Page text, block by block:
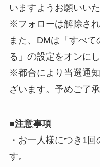
いますようお願いいた
※フォローは解除さ
また、DMは「すべ
る」の設定をオンに
※都合により当選通
ざいます。予めご了
■注意事項
・お一人様につき1
す。